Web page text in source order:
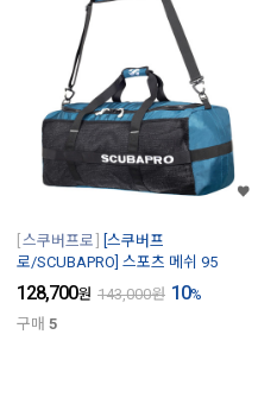
스쿠버프로
[스쿠버프
로/SCUBAPRO] 스포츠 메쉬 95
128,700원 143,000원 10%
구매 5